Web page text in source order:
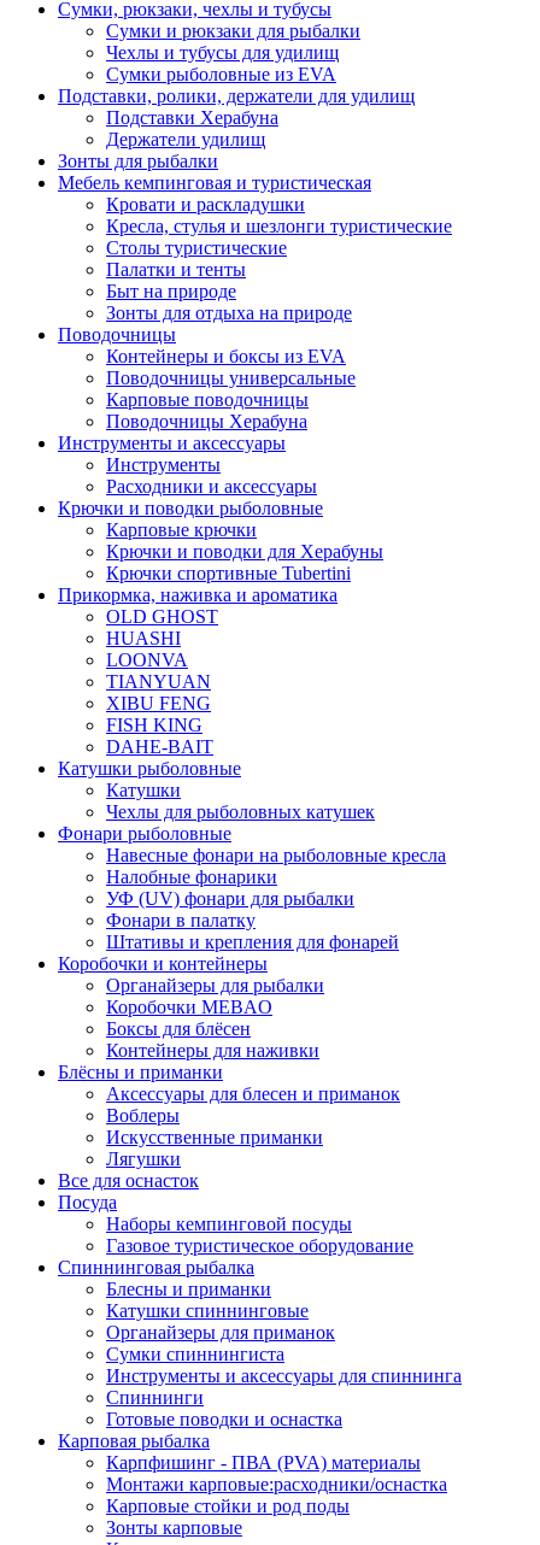
Сумки, рюкзаки, чехлы и тубусы
Сумки и рюкзаки для рыбалки
Чехлы и тубусы для удилищ
Сумки рыболовные из EVA
Подставки, ролики, держатели для удилищ
Подставки Херабуна
Держатели удилищ
Зонты для рыбалки
Мебель кемпинговая и туристическая
Кровати и раскладушки
Кресла, стулья и шезлонги туристические
Столы туристические
Палатки и тенты
Быт на природе
Зонты для отдыха на природе
Поводочницы
Контейнеры и боксы из EVA
Поводочницы универсальные
Карповые поводочницы
Поводочницы Херабуна
Инструменты и аксессуары
Инструменты
Расходники и аксессуары
Крючки и поводки рыболовные
Карповые крючки
Крючки и поводки для Херабуны
Крючки спортивные Tubertini
Прикормка, наживка и ароматика
OLD GHOST
HUASHI
LOONVA
TIANYUAN
XIBU FENG
FISH KING
DAHE-BAIT
Катушки рыболовные
Катушки
Чехлы для рыболовных катушек
Фонари рыболовные
Навесные фонари на рыболовные кресла
Налобные фонарики
УФ (UV) фонари для рыбалки
Фонари в палатку
Штативы и крепления для фонарей
Коробочки и контейнеры
Органайзеры для рыбалки
Коробочки MEBAO
Боксы для блёсен
Контейнеры для наживки
Блёсны и приманки
Аксессуары для блесен и приманок
Воблеры
Искусственные приманки
Лягушки
Все для оснасток
Посуда
Наборы кемпинговой посуды
Газовое туристическое оборудование
Спиннинговая рыбалка
Блесны и приманки
Катушки спиннинговые
Органайзеры для приманок
Сумки спиннингиста
Инструменты и аксессуары для спиннинга
Спиннинги
Готовые поводки и оснастка
Карповая рыбалка
Карпфишинг - ПВА (PVA) материалы
Монтажи карповые:расходники/оснастка
Карповые стойки и род поды
Зонты карповые